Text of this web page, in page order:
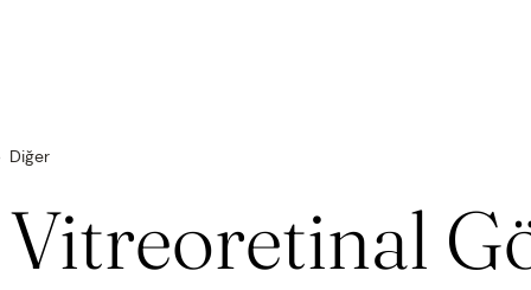
Diğer